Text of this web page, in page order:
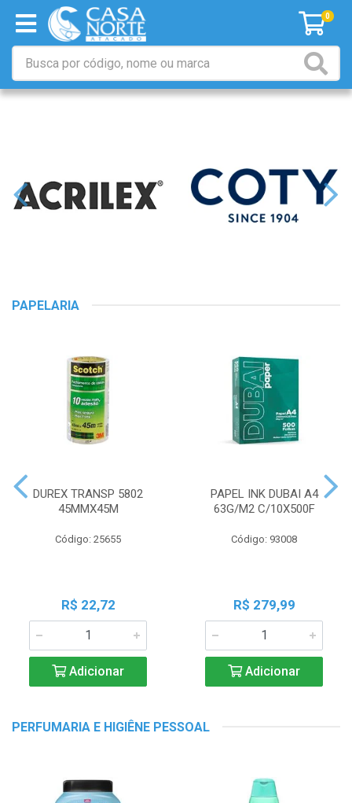
0
PAPELARIA
DUREX TRANSP 5802
45MMX45M
Código: 25655
R$ 22,72
Adicionar
PAPEL INK DUBAI A4
63G/M2 C/10X500F
Código: 93008
R$ 279,99
Adicionar
PERFUMARIA E HIGIÊNE PESSOAL